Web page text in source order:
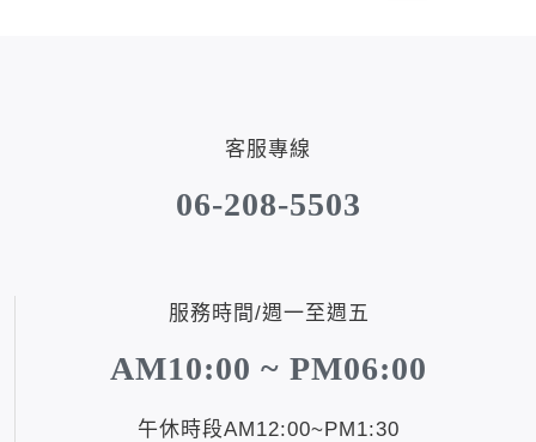
客服專線
06-208-5503
服務時間/週一至週五
AM10:00 ~ PM06:00
午休時段AM12:00~PM1:30